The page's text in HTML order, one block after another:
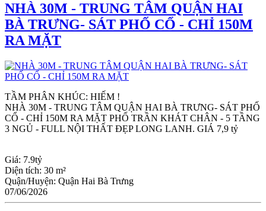
NHÀ 30M - TRUNG TÂM QUẬN HAI
BÀ TRƯNG- SÁT PHỐ CỔ - CHỈ 150M
RA MẶT
TẦM PHÂN KHÚC: HIẾM !
NHÀ 30M - TRUNG TÂM QUẬN HAI BÀ TRƯNG- SÁT PHỐ
CỔ - CHỈ 150M RA MẶT PHỐ TRẦN KHÁT CHÂN - 5 TẦNG
3 NGỦ - FULL NỘI THẤT ĐẸP LONG LANH. GIÁ 7,9 tỷ
Giá: 7.9tỷ
Diện tích: 30 m²
Quận/Huyện: Quận Hai Bà Trưng
07/06/2026